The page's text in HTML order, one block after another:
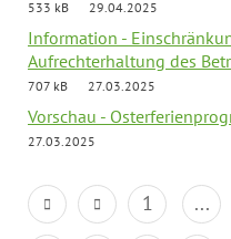
533 kB
29.04.2025
Information -
Aufrechterhaltung des
707 kB
27.03.2025
Vorschau -
27.03.2025
1 ...